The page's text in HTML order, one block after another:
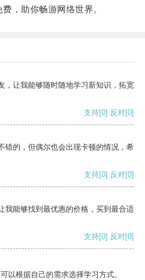
助你畅游网络世界。
，让我能够随时随地学习新知识，拓宽
支持[0] 反对[0]
错的，但偶尔也会出现卡顿的情况，希
支持[0] 反对[0]
我能够找到最优惠的价格，买到最合适
支持[0] 反对[0]
以根据自己的需求选择学习方式。